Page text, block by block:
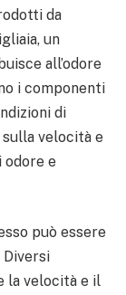
da
un
all’odore
i componenti
di
velocità e
odore e
può essere
Diversi
la velocità e il